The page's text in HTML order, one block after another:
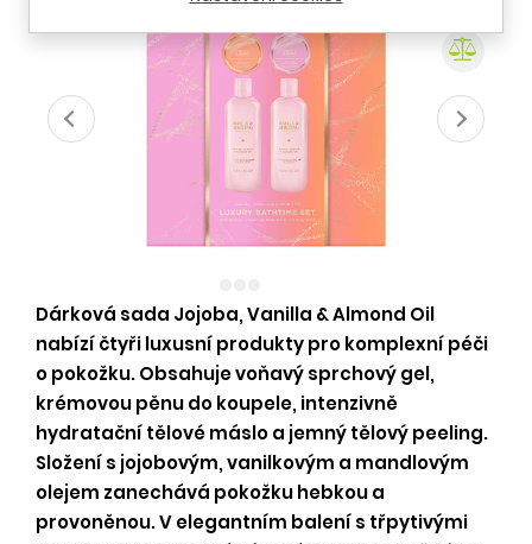
Dárková sada Jojoba, Vanilla & Almond Oil
nabízí čtyři luxusní produkty pro komplexní péči
o pokožku. Obsahuje voňavý sprchový gel,
krémovou pěnu do koupele, intenzivně
hydratační tělové máslo a jemný tělový peeling.
Složení s jojobovým, vanilkovým a mandlovým
olejem zanechává pokožku hebkou a
provoněnou. V elegantním balení s třpytivými